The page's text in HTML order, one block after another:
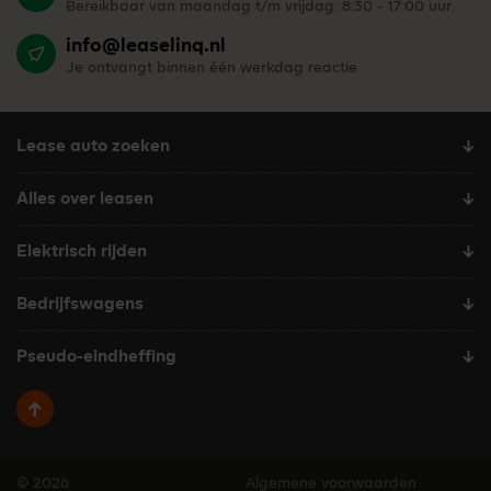
Bereikbaar van maandag t/m vrijdag: 8:30 - 17:00 uur.
info@leaselinq.nl
Je ontvangt binnen één werkdag reactie
Lease auto zoeken
Alles over leasen
Elektrisch rijden
Bedrijfswagens
Pseudo-eindheffing
Terug naar boven
© 2026 Algemene voorwaarden